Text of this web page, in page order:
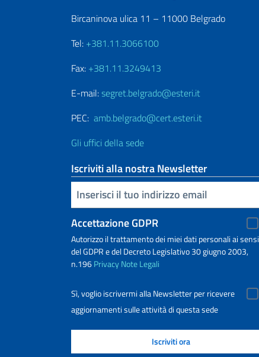
Bircaninova ulica 11 – 11000 Belgrado
Tel: +381.11.3066100
Fax: +381.11.3249413
E-mail:segret.belgrado@esteri.it
PEC: amb.belgrado@cert.esteri.it
Gli uffici della sede
Iscriviti alla nostra Newsletter
Inserisci la tua email
Accettazione GDPR
Autorizzo il trattamento dei miei dati personali ai sensi
del GDPR e del Decreto Legislativo 30 giugno 2003,
n.196PrivacyNote Legali
Sì, voglio iscrivermi alla Newsletter per ricevere
aggiornamenti sulle attività di questa sede